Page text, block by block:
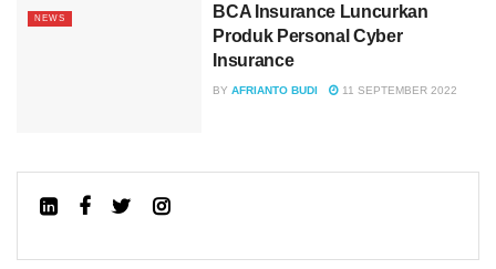
NEWS
BCA Insurance Luncurkan
Produk Personal Cyber
Insurance
BY AFRIANTO BUDI 11 SEPTEMBER 2022